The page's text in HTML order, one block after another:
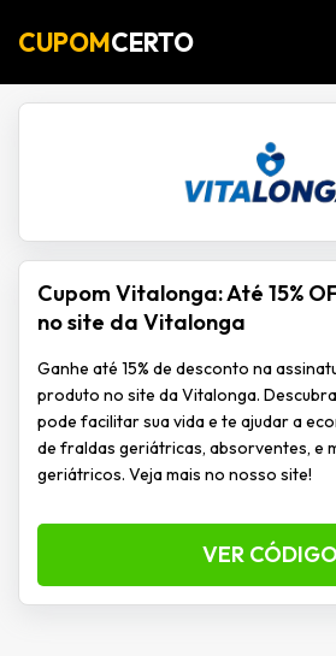
CUPOMCERTO
Cupom Vitalonga: Até 15%
no site da Vitalonga
Ganhe até 15% de desconto na
produto no site da Vitalonga.
pode facilitar sua vida e te ajudar a
de fraldas geriátricas, absorventes, e
geriátricos. Veja mais no nosso site!
VER CÓDIGO